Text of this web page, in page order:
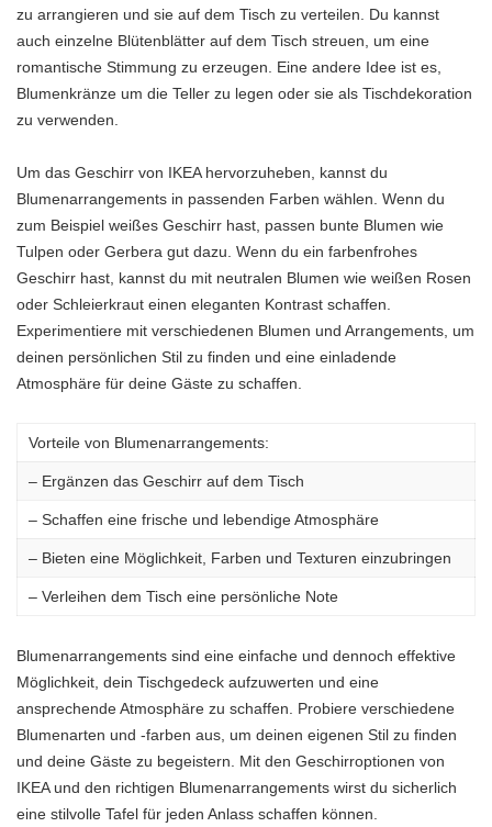
zu arrangieren und sie auf dem Tisch zu verteilen. Du kannst
auch einzelne Blütenblätter auf dem Tisch streuen, um eine
romantische Stimmung zu erzeugen. Eine andere Idee ist es,
Blumenkränze um die Teller zu legen oder sie als Tischdekoration
zu verwenden.
Um das Geschirr von IKEA hervorzuheben, kannst du
Blumenarrangements in passenden Farben wählen. Wenn du
zum Beispiel weißes Geschirr hast, passen bunte Blumen wie
Tulpen oder Gerbera gut dazu. Wenn du ein farbenfrohes
Geschirr hast, kannst du mit neutralen Blumen wie weißen Rosen
oder Schleierkraut einen eleganten Kontrast schaffen.
Experimentiere mit verschiedenen Blumen und Arrangements, um
deinen persönlichen Stil zu finden und eine einladende
Atmosphäre für deine Gäste zu schaffen.
Vorteile von Blumenarrangements:
– Ergänzen das Geschirr auf dem Tisch
– Schaffen eine frische und lebendige Atmosphäre
– Bieten eine Möglichkeit, Farben und Texturen einzubringen
– Verleihen dem Tisch eine persönliche Note
Blumenarrangements sind eine einfache und dennoch effektive
Möglichkeit, dein Tischgedeck aufzuwerten und eine
ansprechende Atmosphäre zu schaffen. Probiere verschiedene
Blumenarten und -farben aus, um deinen eigenen Stil zu finden
und deine Gäste zu begeistern. Mit den Geschirroptionen von
IKEA und den richtigen Blumenarrangements wirst du sicherlich
eine stilvolle Tafel für jeden Anlass schaffen können.